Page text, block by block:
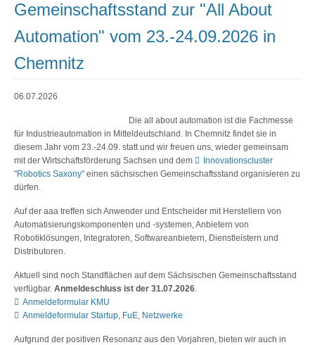
Gemeinschaftsstand zur "All About
Automation" vom 23.-24.09.2026 in
Chemnitz
06.07.2026
Die all about automation ist die Fachmesse
für Industrieautomation in Mitteldeutschland. In Chemnitz findet sie in
diesem Jahr vom 23.-24.09. statt und wir freuen uns, wieder gemeinsam
mit der Wirtschaftsförderung Sachsen und dem
Innovationscluster
"Robotics Saxony" einen sächsischen Gemeinschaftsstand organisieren zu
dürfen.
Auf der aaa treffen sich Anwender und Entscheider mit Herstellern von
Automatisierungskomponenten und -systemen, Anbietern von
Robotiklösungen, Integratoren, Softwareanbietern, Dienstleistern und
Distributoren.
Aktuell sind noch Standflächen auf dem Sächsischen Gemeinschaftsstand
verfügbar. Anmeldeschluss ist der 31.07.2026
Anmeldeformular KMU
Anmeldeformular Startup, FuE, Netzwerke
Aufgrund der positiven Resonanz aus den Vorjahren, bieten wir auch in